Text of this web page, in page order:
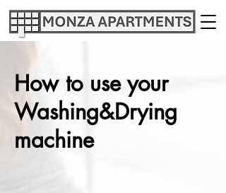
How to use your
Washing&Drying
machine